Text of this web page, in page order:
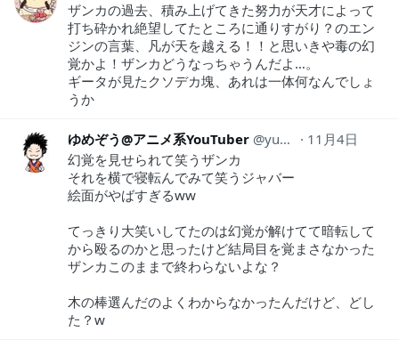
ザンカの過去、積み上げてきた努力が天才によって
打ち砕かれ絶望してたところに通りすがり？のエン
ジンの言葉、凡が天を越える！！と思いきや毒の幻
覚かよ！ザンカどうなっちゃうんだよ…。
ギータが見たクソデカ塊、あれは一体何なんでしょ
うか
ゆめぞう@アニメ系YouTuber yumezou634
11月4日
幻覚を見せられて笑うザンカ
それを横で寝転んでみて笑うジャバー
絵面がやばすぎるww
てっきり大笑いしてたのは幻覚が解けてて暗転して
から殴るのかと思ったけど結局目を覚まさなかった
ザンカこのままで終わらないよな？
木の棒選んだのよくわからなかったんだけど、どし
た？w